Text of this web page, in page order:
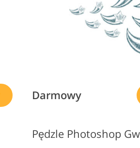
Darmowy
Pędzle Photoshop